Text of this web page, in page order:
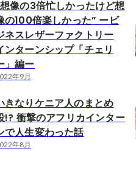
像の3倍忙しかったけど想
の100倍楽しかった” ービ
ネスレザーファクトリー
ンターンシップ「チェリ
」編ー
年9月
きなりケニア人のまとめ
!? 衝撃のアフリカインター
で人生変わった話
年8月